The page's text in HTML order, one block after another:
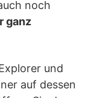
noch
ganz
und
auf dessen